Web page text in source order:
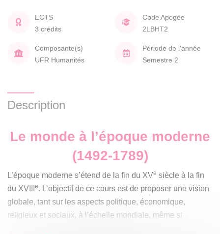
ECTS
3 crédits
Code Apogée
2LBHT2
Composante(s)
UFR Humanités
Période de l'année
Semestre 2
Description
Le monde à l’époque moderne
(1492-1789)
L’époque moderne s’étend de la fin du XVe siècle à la fin
du XVIII
e. L’objectif de ce cours est de proposer une vision
globale, tant sur les aspects politique, économique,
religieux et sociaux, à l’échelle mondiale, même si